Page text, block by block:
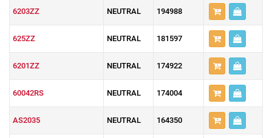
6203ZZ NEUTRAL 194988
625ZZ NEUTRAL 181597
6201ZZ NEUTRAL 174922
60042RS NEUTRAL 174004
AS2035 NEUTRAL 164350